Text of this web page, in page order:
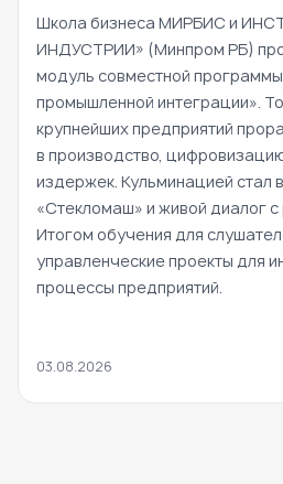
Школа бизнеса МИРБИС и
ИНДУСТРИИ» (Минпром РБ)
модуль совместной программы
промышленной интеграции».
крупнейших предприятий
в производство,
издержек. Кульминацией стал
«Стекломаш» и живой диалог с
Итогом обучения для
управленческие проекты для
процессы предприятий.
03.08.2026